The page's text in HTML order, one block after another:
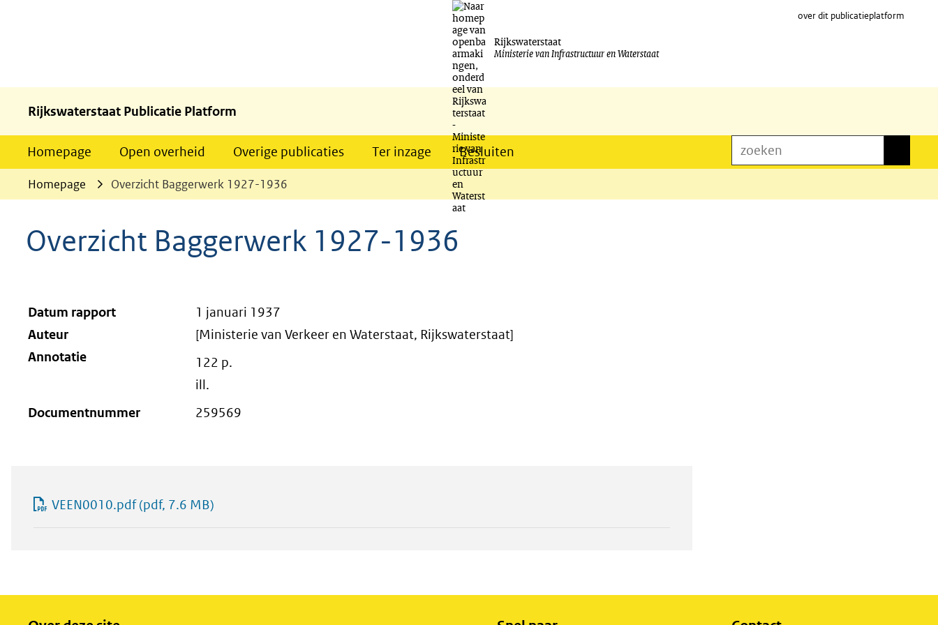
Ga
naar
inhoud
Rijkswaterstaat
Ministerie van Infrastructuur en Waterstaat
over dit publicatieplatform
Rijkswaterstaat Publicatie Platform
Homepage Open overheid Overige publicaties Ter inzage Besluiten zoeken
Homepage Overzicht Baggerwerk 1927-1936
Overzicht Baggerwerk 1927-1936
Datum rapport
1 januari 1937
Auteur
[Ministerie van Verkeer en Waterstaat, Rijkswaterstaat]
Annotatie
122 p.
ill.
Documentnummer
259569
VEEN0010.pdf(pdf, 7.6 MB)